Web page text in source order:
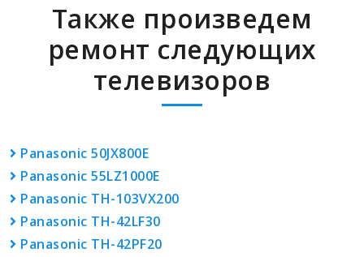
Также произведем
ремонт следующих
телевизоров
Panasonic 50JX800E
Panasonic 55LZ1000E
Panasonic TH-103VX200
Panasonic TH-42LF30
Panasonic TH-42PF20